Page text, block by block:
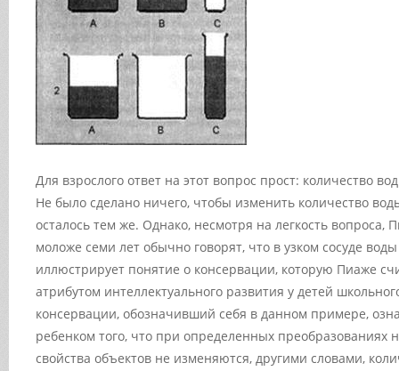
Для взрослого ответ на этот вопрос прост: количество
Не было сделано ничего, чтобы изменить количество
осталось тем же. Однако, несмотря на легкость вопроса,
моложе семи лет обычно говорят, что в узком сосуде
иллюстрирует понятие о консервации, которую Пиаже
атрибутом интеллектуального развития у детей
консервации, обозначивший себя в данном примере,
ребенком того, что при определенных преобразованиях
свойства объектов не изменяются, другими словами,